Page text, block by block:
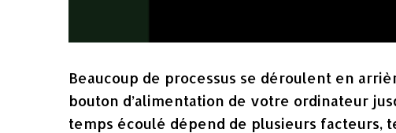
Beaucoup de processus se déroulent en
bouton d’alimentation de votre ordinateur
temps écoulé dépend de plusieurs facteurs,